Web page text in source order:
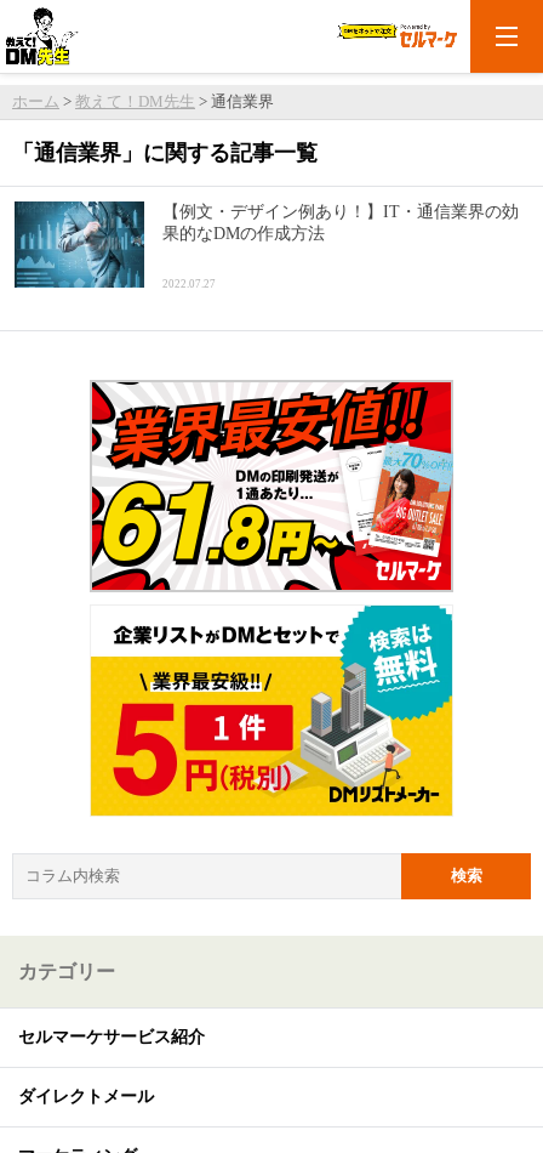
ホーム > 教えて！DM先生 > 通信業界
「 通信業界 」に関する記事一覧
【例文・デザイン例あり！】IT・通信業界の効
果的なDMの作成方法
2022.07.27
カテゴリー
セルマーケサービス紹介
ダイレクトメール